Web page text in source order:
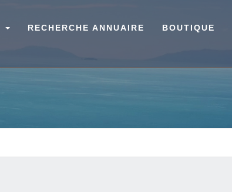
RECHERCHE ANNUAIRE BOUTIQUE